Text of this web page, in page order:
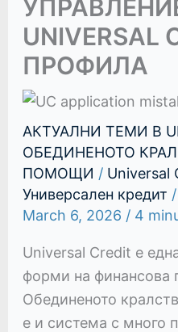
UNIVERSAL
ПРОФИЛА
АКТУАЛНИ ТЕМИ В
ОБЕДИНЕНОТО
ПОМОЩИ / Universal
Универсален кредит
March 6, 2026 / 4
Universal Credit е
форми на финансова
Обединеното
е и система с много